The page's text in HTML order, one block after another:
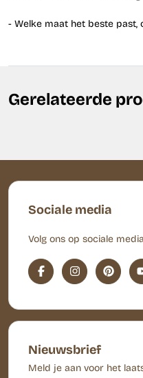
- Welke maat het beste past,
Gerelateerde
Sociale media
Volg ons op sociale media
Nieuwsbrief
Meld je aan voor het